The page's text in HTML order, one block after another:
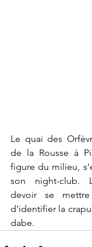
Le quai des
de la Rousse à
figure du milieu,
son night-club.
devoir se
d'identifier la
dabe.